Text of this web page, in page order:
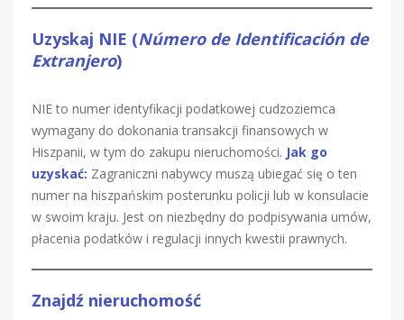
Uzyskaj NIE (Número de Identificación de
Extranjero)
NIE to numer identyfikacji podatkowej cudzoziemca
wymagany do dokonania transakcji finansowych w
Hiszpanii, w tym do zakupu nieruchomości. Jak go
uzyskać: Zagraniczni nabywcy muszą ubiegać się o ten
numer na hiszpańskim posterunku policji lub w konsulacie
w swoim kraju. Jest on niezbędny do podpisywania umów,
płacenia podatków i regulacji innych kwestii prawnych.
Znajdź nieruchomość